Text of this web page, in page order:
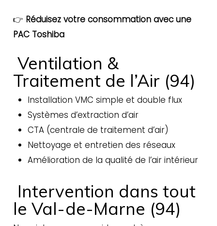
👉 Réduisez votre consommation avec une
PAC Toshiba
Ventilation &
Traitement de l’Air (94)
Installation VMC simple et double flux
Systèmes d’extraction d’air
CTA (centrale de traitement d’air)
Nettoyage et entretien des réseaux
Amélioration de la qualité de l’air intérieur
Intervention dans tout
le Val-de-Marne (94)